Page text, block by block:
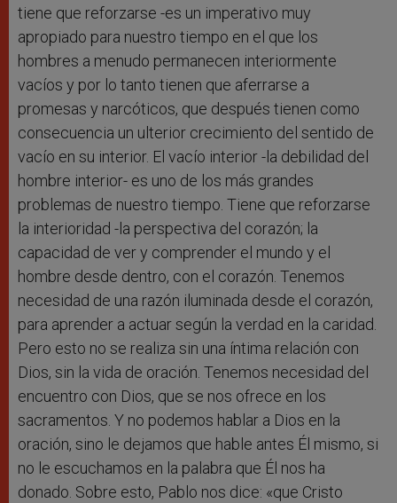
tiene que reforzarse -es un imperativo muy
apropiado para nuestro tiempo en el que los
hombres a menudo permanecen interiormente
vacíos y por lo tanto tienen que aferrarse a
promesas y narcóticos, que después tienen como
consecuencia un ulterior crecimiento del sentido de
vacío en su interior. El vacío interior -la debilidad del
hombre interior- es uno de los más grandes
problemas de nuestro tiempo. Tiene que reforzarse
la interioridad -la perspectiva del corazón; la
capacidad de ver y comprender el mundo y el
hombre desde dentro, con el corazón. Tenemos
necesidad de una razón iluminada desde el corazón,
para aprender a actuar según la verdad en la caridad.
Pero esto no se realiza sin una íntima relación con
Dios, sin la vida de oración. Tenemos necesidad del
encuentro con Dios, que se nos ofrece en los
sacramentos. Y no podemos hablar a Dios en la
oración, sino le dejamos que hable antes Él mismo, si
no le escuchamos en la palabra que Él nos ha
donado. Sobre esto, Pablo nos dice: «que Cristo